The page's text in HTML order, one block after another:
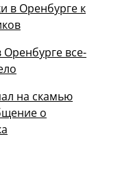
в Оренбурге к
Оренбурге все-
на скамью
о